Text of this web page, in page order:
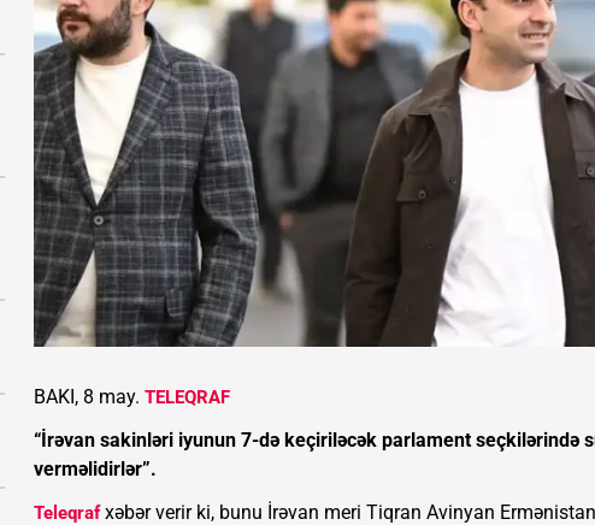
BAKI, 8 may. TELEQRAF
“İrəvan sakinləri iyunun 7-də keçiriləcək parlament seçkilərində
verməlidirlər”.
Teleqrafxəbər verir ki, bunu İrəvan meri Tiqran Avinyan